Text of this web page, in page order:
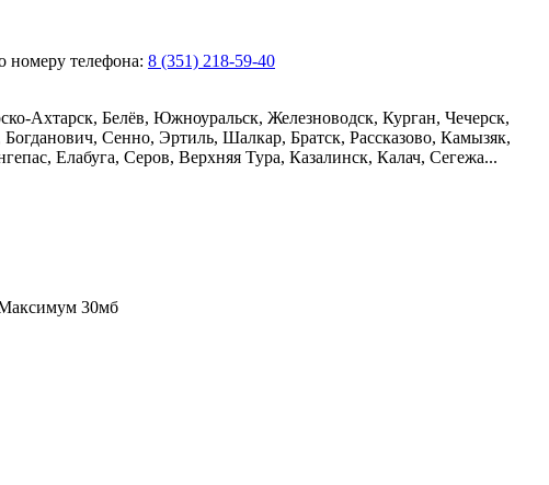
номеру телефона: 8 (351) 218-59-40
Ахтарск, Белёв, Южноуральск, Железноводск, Курган, Чечерск,
Сенно, Эртиль, Шалкар, Братск, Рассказово, Камызяк,
Елабуга, Серов, Верхняя Тура, Казалинск, Калач, Сегежа...
30мб